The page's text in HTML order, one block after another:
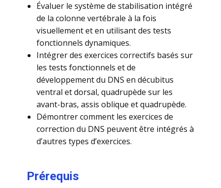
Évaluer le système de stabilisation intégré
de la colonne vertébrale à la fois
visuellement et en utilisant des tests
fonctionnels dynamiques.
Intégrer des exercices correctifs basés sur
les tests fonctionnels et de
développement du DNS en décubitus
ventral et dorsal, quadrupède sur les
avant-bras, assis oblique et quadrupède.
Démontrer comment les exercices de
correction du DNS peuvent être intégrés à
d’autres types d’exercices.​​
Prérequis